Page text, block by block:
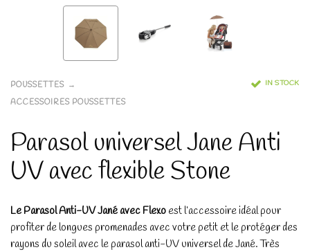
POUSSETTES
ACCESSOIRES POUSSETTES
IN STOCK
Parasol universel Jane Anti
UV avec flexible Stone
Le Parasol Anti-UV Jané avec Flexo est l’accessoire idéal pour
profiter de longues promenades avec votre petit et le protéger des
rayons du soleil avec le parasol anti-UV universel de Jané. Très